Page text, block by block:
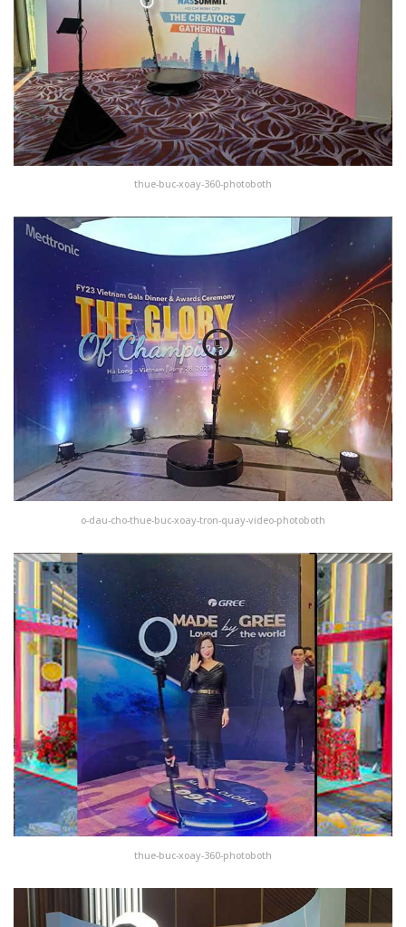
thue-buc-xoay-360-photoboth
o-dau-cho-thue-buc-xoay-tron-quay-video-photoboth
thue-buc-xoay-360-photoboth